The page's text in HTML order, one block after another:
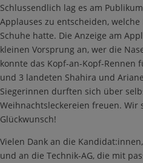
Schlussendlich lag es am
Applauses zu entscheiden,
Schuhe hatte. Die Anzeige am
kleinen Vorsprung an, wer die
konnte das Kopf-an-Kopf-Rennen
und 3 landeten Shahira und
Siegerinnen durften sich über
Weihnachtsleckereien freuen. Wir
Glückwunsch!
Vielen Dank an die
und an die Technik-AG, die mit